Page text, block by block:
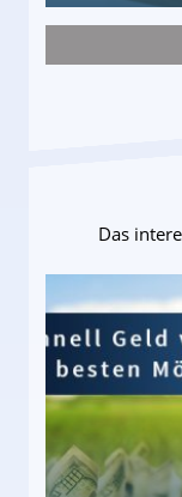
und wie viel?
Das